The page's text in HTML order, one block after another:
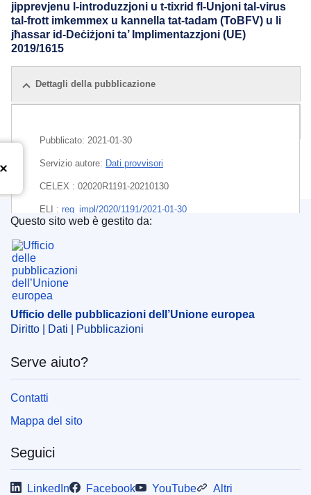
jipprevjenu l-introduzzjoni u t-tixrid fl-Unjoni tal-virus
tal-frott imkemmex u kannella tat-tadam (ToBFV) u li
jħassar id-Deċiżjoni ta’ Implimentazzjoni (UE)
2019/1615
Dettagli della pubblicazione
Pubblicato: 2021-01-30
Servizio autore: Dati provvisori
CELEX : 02020R1191-20210130
ELI : reg_impl/2020/1191/2021-01-30
EDITION : a8c809ae-4c71-11ec-91ac-01aa75ed71a1
EDITION : ba4f5943-4152-11ee-b2f2-01aa75ed71a1
Ufficio delle pubblicazioni dell’Unione europea
Questo sito web è gestito da:
Ufficio delle pubblicazioni dell’Unione europea
Diritto | Dati | Pubblicazioni
Serve aiuto?
Contatti
Mappa del sito
Seguici
LinkedIn Facebook YouTube Altri